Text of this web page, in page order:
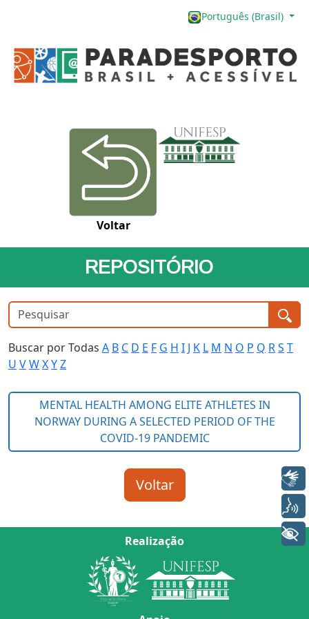
Português (Brasil)
Voltar
REPOSITÓRIO
Buscar por Todas A B C D E F G H I J K L M N O P Q RS T
U VWXYZ
Realização